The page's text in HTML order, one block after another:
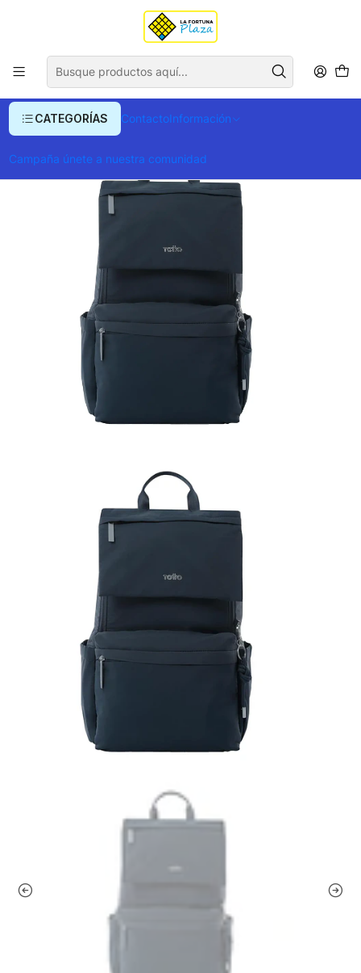
CATEGORÍAS ContactoInformación
Campaña únete a nuestra comunidad
Envío gratis para compras superiores a $ 400.000
Morrales y Portafolios Morrales
Morral Totto Porta PC 17" Morral Ambar